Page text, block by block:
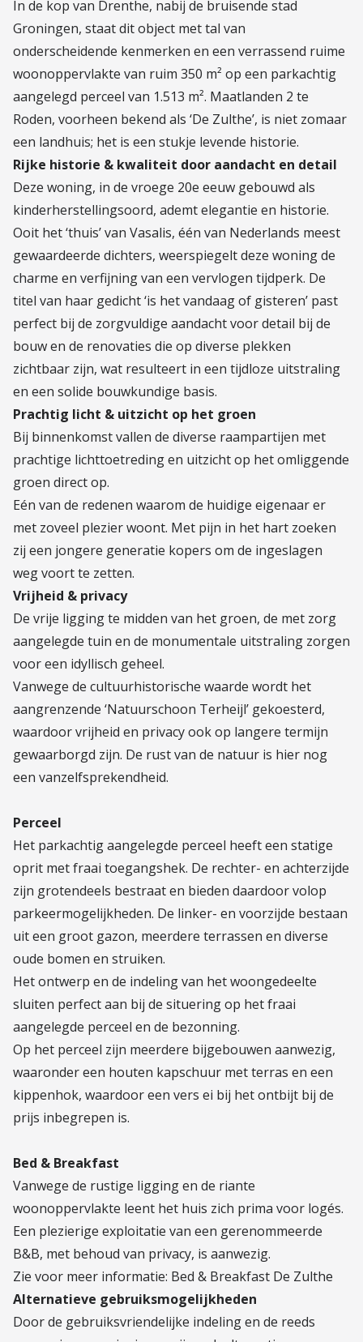
In de kop van Drenthe, nabij de bruisende stad
Groningen, staat dit object met tal van
onderscheidende kenmerken en een verrassend ruime
woonoppervlakte van ruim 350 m² op een parkachtig
aangelegd perceel van 1.513 m². Maatlanden 2 te
Roden, voorheen bekend als ‘De Zulthe’, is niet zomaar
een landhuis; het is een stukje levende historie.
Rijke historie & kwaliteit door aandacht en detail
Deze woning, in de vroege 20e eeuw gebouwd als
kinderherstellingsoord, ademt elegantie en historie.
Ooit het ‘thuis’ van Vasalis, één van Nederlands meest
gewaardeerde dichters, weerspiegelt deze woning de
charme en verfijning van een vervlogen tijdperk. De
titel van haar gedicht ‘is het vandaag of gisteren’ past
perfect bij de zorgvuldige aandacht voor detail bij de
bouw en de renovaties die op diverse plekken
zichtbaar zijn, wat resulteert in een tijdloze uitstraling
en een solide bouwkundige basis.
Prachtig licht & uitzicht op het groen
Bij binnenkomst vallen de diverse raampartijen met
prachtige lichttoetreding en uitzicht op het omliggende
groen direct op.
Eén van de redenen waarom de huidige eigenaar er
met zoveel plezier woont. Met pijn in het hart zoeken
zij een jongere generatie kopers om de ingeslagen
weg voort te zetten.
Vrijheid & privacy
De vrije ligging te midden van het groen, de met zorg
aangelegde tuin en de monumentale uitstraling zorgen
voor een idyllisch geheel.
Vanwege de cultuurhistorische waarde wordt het
aangrenzende ‘Natuurschoon Terheijl’ gekoesterd,
waardoor vrijheid en privacy ook op langere termijn
gewaarborgd zijn. De rust van de natuur is hier nog
een vanzelfsprekendheid.
Perceel
Het parkachtig aangelegde perceel heeft een statige
oprit met fraai toegangshek. De rechter- en achterzijde
zijn grotendeels bestraat en bieden daardoor volop
parkeermogelijkheden. De linker- en voorzijde bestaan
uit een groot gazon, meerdere terrassen en diverse
oude bomen en struiken.
Het ontwerp en de indeling van het woongedeelte
sluiten perfect aan bij de situering op het fraai
aangelegde perceel en de bezonning.
Op het perceel zijn meerdere bijgebouwen aanwezig,
waaronder een houten kapschuur met terras en een
kippenhok, waardoor een vers ei bij het ontbijt bij de
prijs inbegrepen is.
Bed & Breakfast
Vanwege de rustige ligging en de riante
woonoppervlakte leent het huis zich prima voor logés.
Een plezierige exploitatie van een gerenommeerde
B&B, met behoud van privacy, is aanwezig.
Zie voor meer informatie: Bed & Breakfast De Zulthe
Alternatieve gebruiksmogelijkheden
Door de gebruiksvriendelijke indeling en de reeds